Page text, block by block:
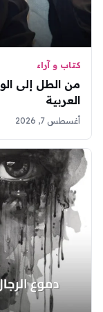
كتاب و آراء
من الطل إلى
العربية
أغسطس 7, 2026